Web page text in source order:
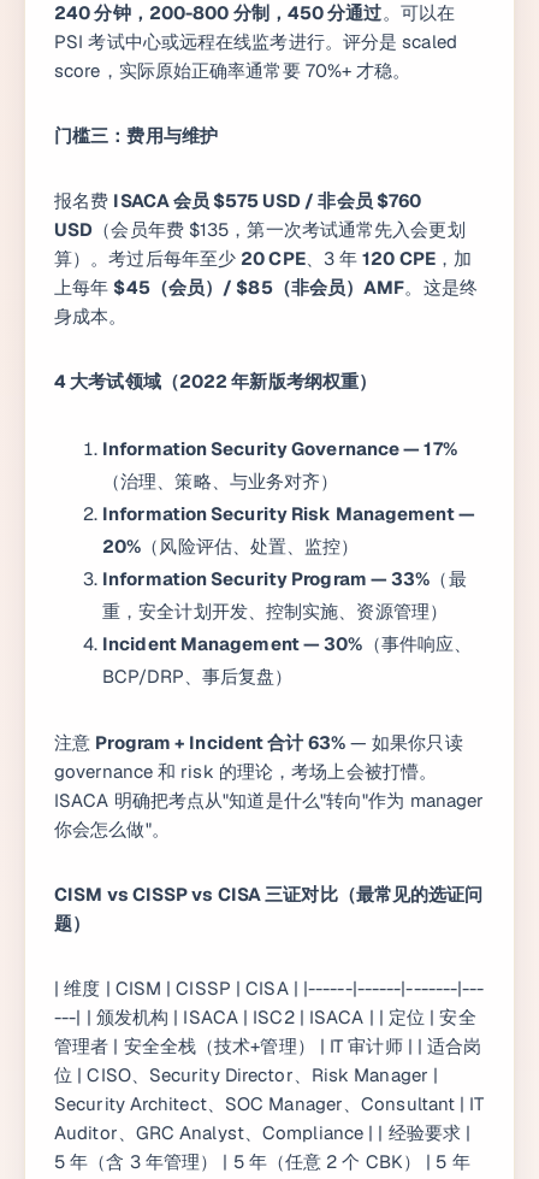
240 分钟，200-800 分制，450 分通过。可以在
PSI 考试中心或远程在线监考进行。评分是 scaled
score，实际原始正确率通常要 70%+ 才稳。
门槛三：费用与维护
报名费 ISACA 会员 $575 USD / 非会员 $760
USD （会员年费 $135，第一次考试通常先入会更划
算）。考过后每年至少 20 CPE、3 年120 CPE，加
上每年 $45（会员）/ $85（非会员）AMF。这是终
身成本。
4 大考试领域（2022 年新版考纲权重）
Information Security Governance — 17%
（治理、策略、与业务对齐）
Information Security Risk Management —
20% （风险评估、处置、监控）
Information Security Program — 33% （最
重，安全计划开发、控制实施、资源管理）
Incident Management — 30% （事件响应、
BCP/DRP、事后复盘）
注意 Program + Incident 合计 63%— 如果你只读
governance 和 risk 的理论，考场上会被打懵。
ISACA 明确把考点从"知道是什么"转向"作为 manager
你会怎么做"。
CISM vs CISSP vs CISA 三证对比（最常见的选证问
题）
| 维度 | CISM | CISSP | CISA | |------|------|-------|---
---| | 颁发机构 | ISACA | ISC2 | ISACA | | 定位 | 安全
管理者 | 安全全栈（技术+管理） | IT 审计师 | | 适合岗
位 | CISO、Security Director、Risk Manager |
Security Architect、SOC Manager、Consultant | IT
Auditor、GRC Analyst、Compliance | | 经验要求 |
5 年（含 3 年管理） | 5 年（任意 2 个 CBK） | 5 年